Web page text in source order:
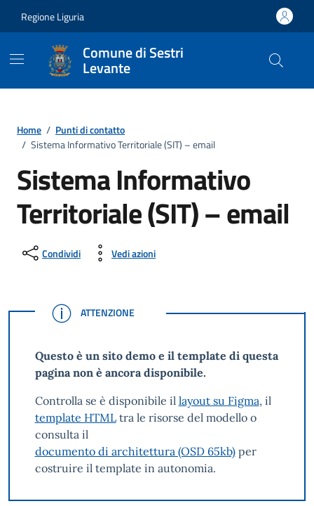
Regione Liguria
Comune di Sestri
Levante
Home / Punti di contatto
/ Sistema Informativo Territoriale (SIT) – email
Sistema Informativo
Territoriale (SIT) – email
Condividi Vedi azioni
ATTENZIONE
ATTENZIONE
Questo è un sito demo e il template di questa
pagina non è ancora disponibile.
Controlla se è disponibile il layout su Figma, il
template HTMLtra le risorse del modello o
consulta il
documento di architettura (OSD 65kb)per
costruire il template in autonomia.